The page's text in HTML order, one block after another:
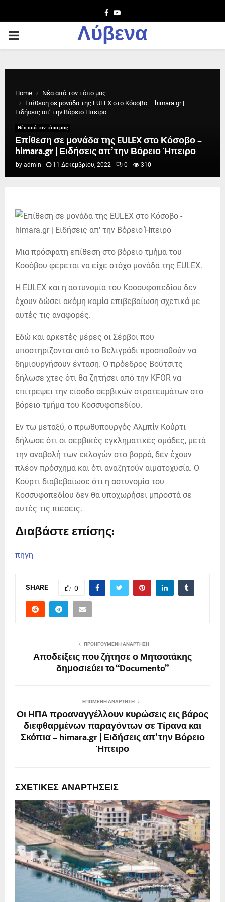
Facebook
Youtube
PRIMARY
Λύβενα
Home
Νέα από τον τόπο μας
Επίθεση σε μονάδα της EULEX στο Κόσοβο – himara.gr |
Ειδήσεις απ’ την Βόρειο Ήπειρο
Νέα από τον τόπο μας
Επίθεση σε μονάδα της EULEX στο Κόσοβο –
himara.gr | Ειδήσεις απ’ την Βόρειο Ήπειρο
by admin 11 Δεκεμβρίου, 2022 0 310
Μια πρόσφατη επίθεση στο βόρειο τμήμα του
Κοσόβου φέρεται να είχε στόχο μονάδα της EULEX.
Η EULEX και η αστυνομία του Κοσσυφοπεδίου δεν
έχουν δώσει ακόμη καμία επιβεβαίωση σχετικά με
αυτές τις αναφορές.
Εδώ και αρκετές μέρες οι Σέρβοι που
υποστηρίζονται από το Βελιγράδι προσπαθούν να
δημιουργήσουν ένταση. Ο πρόεδρος Βούτσιτς
δήλωσε χτες ότι θα ζητήσει από την KFOR να
επιτρέψει την είσοδο σερβικών στρατευμάτων στο
βόρειο τμήμα του Κοσσυφοπεδίου.
Εν τω μεταξύ, ο πρωθυπουργός Αλμπίν Κούρτι
δήλωσε ότι οι σερβικές εγκληματικές ομάδες, μετά
την αναβολή των εκλογών στο βορρά, δεν έχουν
πλέον πρόσχημα και ότι αναζητούν αιματοχυσία. Ο
Κούρτι διαβεβαίωσε ότι η αστυνομία του
Κοσσυφοπεδίου δεν θα υποχωρήσει μπροστά σε
αυτές τις πιέσεις.
Διαβάστε επίσης:
πηγη
SHARE 0
ΠΡΟΗΓΟΎΜΕΝΗ ΑΝΆΡΤΗΣΗ
Αποδείξεις που ζήτησε ο Μητσοτάκης
δημοσιεύει το “Documento”
ΕΠΌΜΕΝΗ ΑΝΆΡΤΗΣΗ
Οι ΗΠΑ προαναγγέλλουν κυρώσεις εις βάρος
διεφθαρμένων παραγόντων σε Τίρανα και
Σκόπια – himara.gr | Ειδήσεις απ’ την Βόρειο
Ήπειρο
ΣΧΕΤΙΚΈΣ ΑΝΑΡΤΉΣΕΙΣ